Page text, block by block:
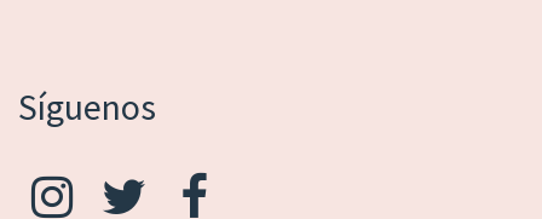
Síguenos